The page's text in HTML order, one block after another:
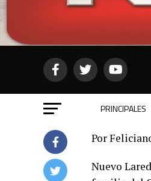
PRINCIPALES
Por
Nuevo